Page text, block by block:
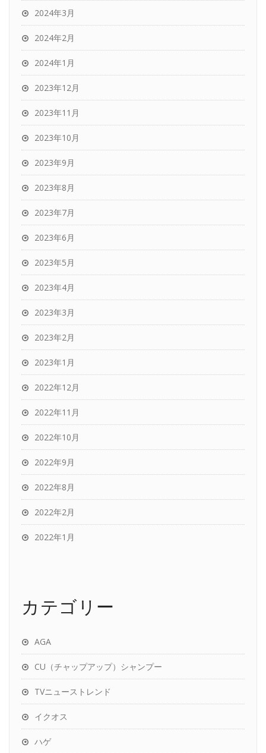
2024年3月
2024年2月
2024年1月
2023年12月
2023年11月
2023年10月
2023年9月
2023年8月
2023年7月
2023年6月
2023年5月
2023年4月
2023年3月
2023年2月
2023年1月
2022年12月
2022年11月
2022年10月
2022年9月
2022年8月
2022年2月
2022年1月
カテゴリー
AGA
CU（チャップアップ）シャンプー
TVニューストレンド
イクオス
ハゲ